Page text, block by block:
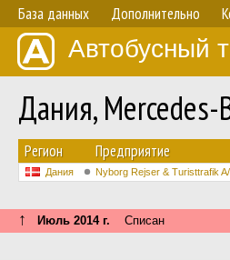
База данных Дополнительно
Автобусный
Дания,
Регион Предприятие
Дания Nyborg Rejser & Turisttrafik
↑ Июль 2014 г. Списан